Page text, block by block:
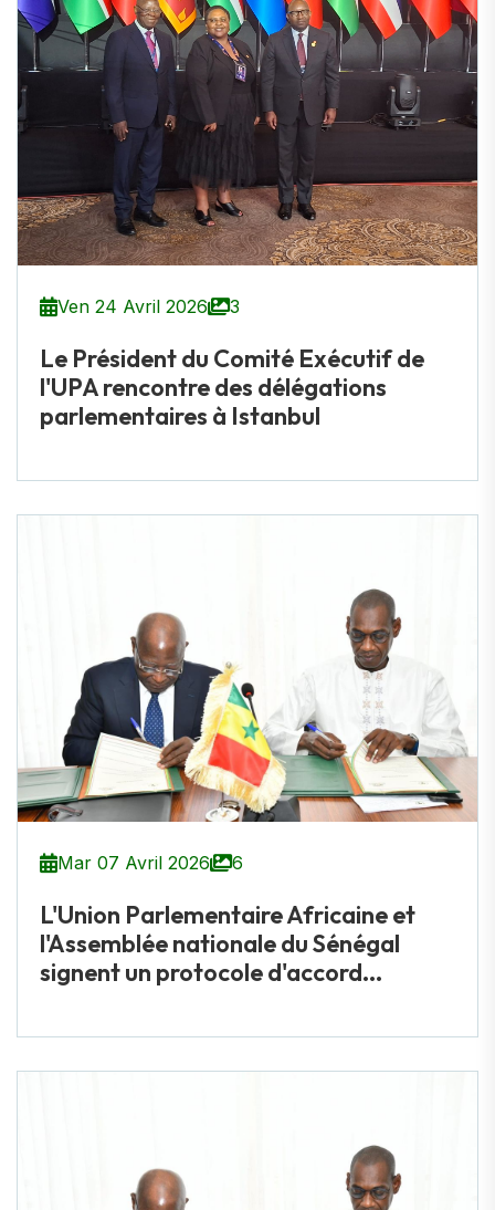
Ven 24 Avril 2026 3
Le Président du Comité Exécutif de
l'UPA rencontre des délégations
parlementaires à Istanbul
Mar 07 Avril 2026 6
L'Union Parlementaire Africaine et
l'Assemblée nationale du Sénégal
signent un protocole d'accord...